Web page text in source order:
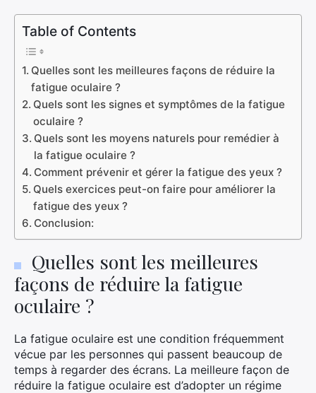
Table of Contents
Quelles sont les meilleures façons de réduire la
fatigue oculaire ?
Quels sont les signes et symptômes de la fatigue
oculaire ?
Quels sont les moyens naturels pour remédier à
la fatigue oculaire ?
Comment prévenir et gérer la fatigue des yeux ?
Quels exercices peut-on faire pour améliorer la
fatigue des yeux ?
Conclusion:
Quelles sont les meilleures
façons de réduire la fatigue
oculaire ?
La fatigue oculaire est une condition fréquemment
vécue par les personnes qui passent beaucoup de
temps à regarder des écrans. La meilleure façon de
réduire la fatigue oculaire est d’adopter un régime